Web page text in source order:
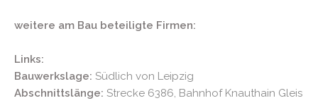
weitere am Bau beteiligte Firmen:
Links:
Bauwerkslage: Südlich von Leipzig
Abschnittslänge: Strecke 6386, Bahnhof Knauthain Gleis